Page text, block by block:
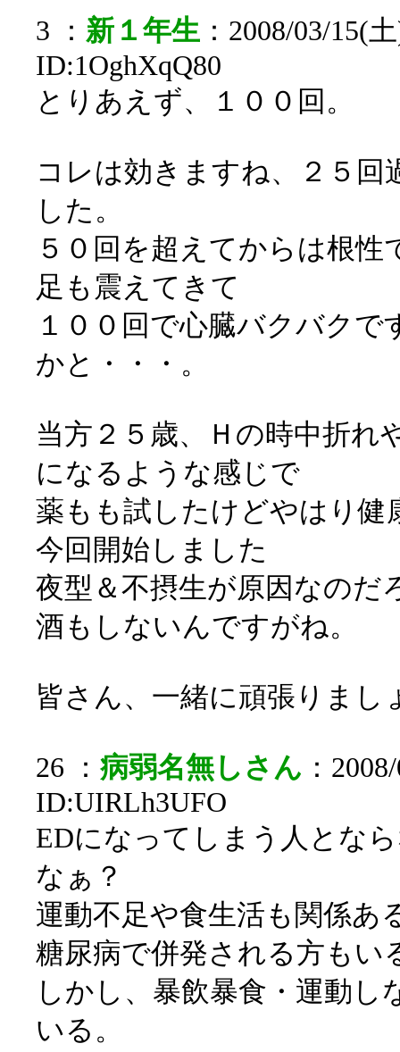
3 ： 新１年生 ：2008/03/15(
ID:1OghXqQ80
とりあえず、１００回。
コレは効きますね、２５
した。
５０回を超えてからは根
足も震えてきて
１００回で心臓バクバク
かと・・・。
当方２５歳、Ｈの時中折れ
になるような感じで
薬もも試したけどやはり健
今回開始しました
夜型＆不摂生が原因なのだ
酒もしないんですがね。
皆さん、一緒に頑張りまし
26 ： 病弱名無しさん ：
ID:UIRLh3UFO
EDになってしまう人とな
なぁ？
運動不足や食生活も関係あ
糖尿病で併発される方もい
しかし、暴飲暴食・運動
いる。